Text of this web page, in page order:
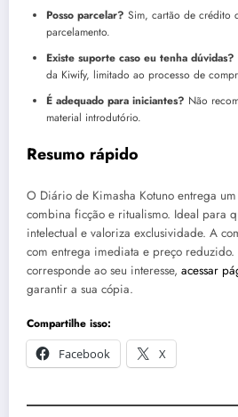
Posso parcelar? Sim, cartão de crédito
parcelamento.
Existe suporte caso eu tenha dúvidas?
da Kiwify, limitado ao processo de
É adequado para iniciantes? Não
material introdutório.
Resumo rápido
O Diário de Kimasha Kotuno entrega
combina ficção e ritualismo. Ideal para
intelectual e valoriza exclusividade. A
com entrega imediata e preço reduzido.
corresponde ao seu interesse, acessar
garantir a sua cópia.
Compartilhe isso:
Facebook
X